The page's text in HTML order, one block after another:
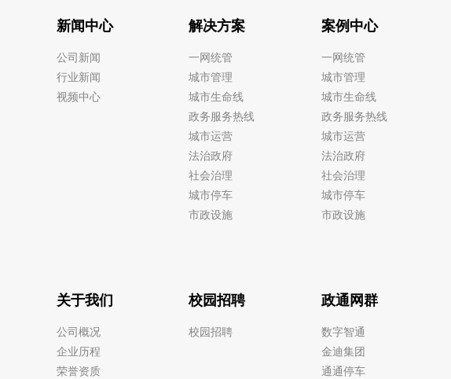
新闻中心
公司新闻
行业新闻
视频中心
解决方案
一网统管
城市管理
城市生命线
政务服务热线
城市运营
法治政府
社会治理
城市停车
市政设施
案例中心
一网统管
城市管理
城市生命线
政务服务热线
城市运营
法治政府
社会治理
城市停车
市政设施
关于我们
公司概况
企业历程
荣誉资质
校园招聘
校园招聘
政通网群
数字智通
金迪集团
通通停车